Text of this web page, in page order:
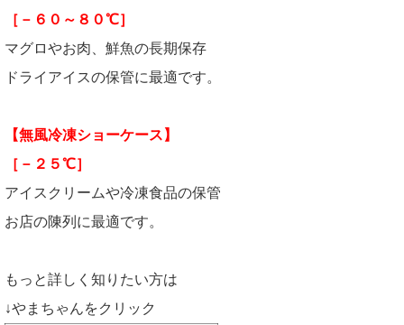
［－６０～８０℃］
マグロやお肉、鮮魚の長期保存
ドライアイスの保管に最適です。
【無風冷凍ショーケース】
［－２５℃］
アイスクリームや冷凍食品の保管
お店の陳列に最適です。
もっと詳しく知りたい方は
↓やまちゃんをクリック